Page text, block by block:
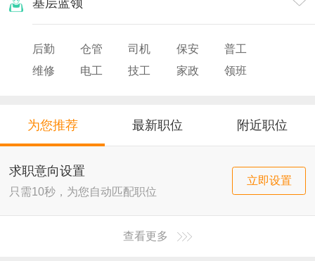
基层蓝领
后勤 仓管 司机 保安
普工
维修
电工 技工 家政
领班
为您推荐 最新职位 附近职位
求职意向设置
只需10秒，为您自动匹配职位
立即设置
查看更多